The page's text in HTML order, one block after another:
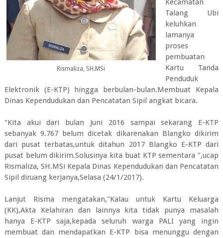
Rismaliza, SH.MSi
Kecamatan
Talang Ubi
keluhkan
lamanya
proses
pembuatan
Kartu Tanda
Penduduk
Elektronik (E-KTP) hingga berbulan-bulan.Membuat Kepala
Dinas Kependudukan dan Pencatatan Sipil angkat bicara.
"Kita akui dari bulan Juni 2016 sampai sekarang E-KTP
sebanyak 9.767 belum dicetak dikarenakan Blangko dikirim
dari pusat terbatas,untuk ditahun 2017 Blangko E-KTP dari
pusat belum dikirim.Solusinya kita buat KTP sementara ",ucap
Rismaliza, SH.MSi Kepala Dinas Kependudukan dan Pencatatan
Sipil diruang kerjanya,Selasa (24/1/2017).
Lanjut Risma mengatakan,"Kalau untuk Kartu Keluarga
(KK),Akta Kelahiran dan lainnya kita tidak punya masalah
hanya E-KTP saja,kepada seluruh warga PALI yang ingin
membuat dan mendapatkan E-KTP bisa menunggu dengan